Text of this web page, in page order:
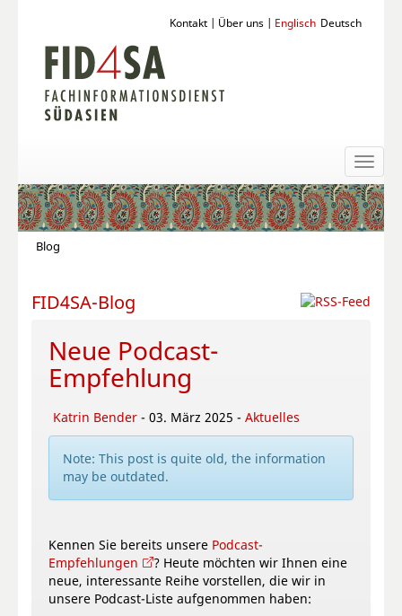
Deutsch
Englisch
Kontakt | Über uns |
Blog
FID4SA-Blog
Neue Podcast-
Empfehlung
Katrin Bender - 03. März 2025 - Aktuelles
Note: This post is quite old, the information
may be outdated.
Kennen Sie bereits unsere Podcast-
Empfehlungen
? Heute möchten wir Ihnen eine
neue, interessante Reihe vorstellen, die wir in
unsere Podcast-Liste aufgenommen haben: